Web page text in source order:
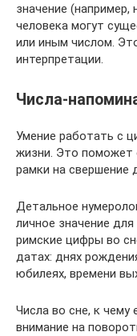
значение
человека могут
или иным числом.
интерпретации.
Числа-
Умение работать с
жизни. Это поможет
рамки на свершение
Детальное
личное значение
римские цифры во
датах: днях
юбилеях, времени
Числа во сне, к
внимание на